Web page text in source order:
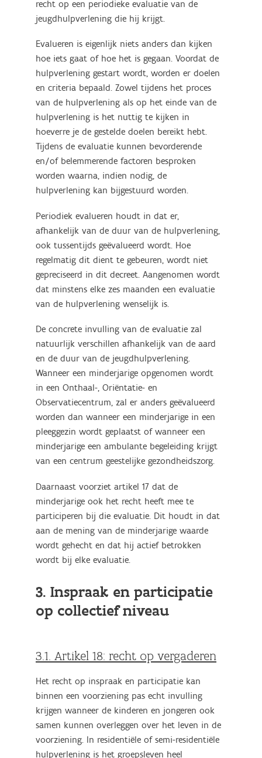
recht op een periodieke evaluatie van de
jeugdhulpverlening die hij krijgt.
Evalueren is eigenlijk niets anders dan kijken
hoe iets gaat of hoe het is gegaan. Voordat de
hulpverlening gestart wordt, worden er doelen
en criteria bepaald. Zowel tijdens het proces
van de hulpverlening als op het einde van de
hulpverlening is het nuttig te kijken in
hoeverre je de gestelde doelen bereikt hebt.
Tijdens de evaluatie kunnen bevorderende
en/of belemmerende factoren besproken
worden waarna, indien nodig, de
hulpverlening kan bijgestuurd worden.
Periodiek evalueren houdt in dat er,
afhankelijk van de duur van de hulpverlening,
ook tussentijds geëvalueerd wordt. Hoe
regelmatig dit dient te gebeuren, wordt niet
gepreciseerd in dit decreet. Aangenomen wordt
dat minstens elke zes maanden een evaluatie
van de hulpverlening wenselijk is.
De concrete invulling van de evaluatie zal
natuurlijk verschillen afhankelijk van de aard
en de duur van de jeugdhulpverlening.
Wanneer een minderjarige opgenomen wordt
in een Onthaal-, Oriëntatie- en
Observatiecentrum, zal er anders geëvalueerd
worden dan wanneer een minderjarige in een
pleeggezin wordt geplaatst of wanneer een
minderjarige een ambulante begeleiding krijgt
van een centrum geestelijke gezondheidszorg.
Daarnaast voorziet artikel 17 dat de
minderjarige ook het recht heeft mee te
participeren bij die evaluatie. Dit houdt in dat
aan de mening van de minderjarige waarde
wordt gehecht en dat hij actief betrokken
wordt bij elke evaluatie.
3. Inspraak en participatie
op collectief niveau
3.1. Artikel 18: recht op vergaderen
Het recht op inspraak en participatie kan
binnen een voorziening pas echt invulling
krijgen wanneer de kinderen en jongeren ook
samen kunnen overleggen over het leven in de
voorziening. In residentiële of semi-residentiële
hulpverlening is het groepsleven heel